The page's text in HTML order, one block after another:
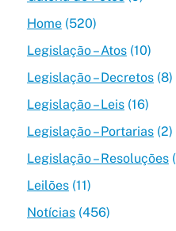
Home(520)
Legislação – Atos(10)
Legislação – Decretos(8)
Legislação – Leis(16)
Legislação – Portarias(2)
Legislação – Resoluções
Leilões(11)
Notícias(456)